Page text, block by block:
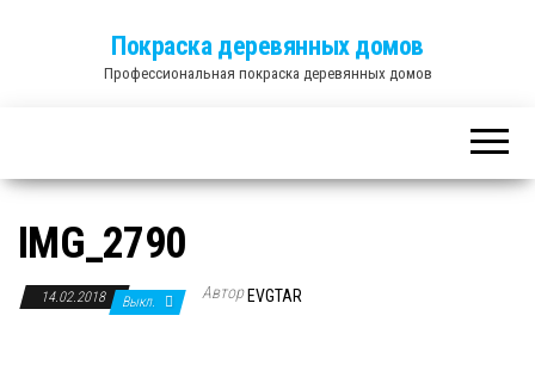
Покраска деревянных домов
Профессиональная покраска деревянных домов
IMG_2790
14.02.2018 Выкл. Автор EVGTAR